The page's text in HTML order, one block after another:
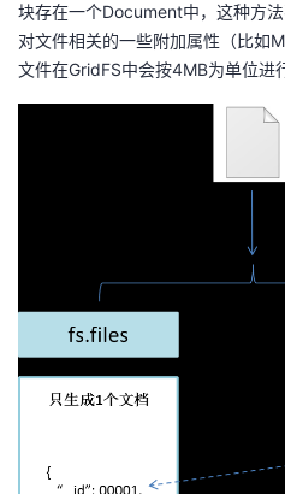
块存在一个Document中，这种方
对文件相关的一些附加属性（比如
文件在GridFS中会按4MB为单位进